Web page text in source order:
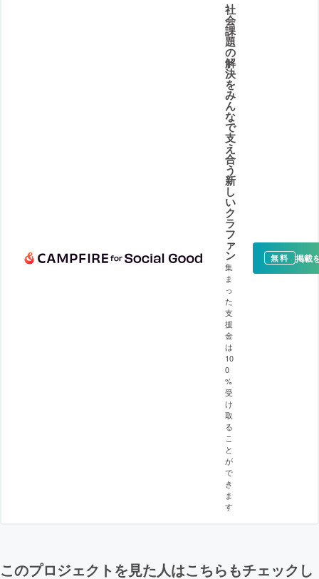
社
会
課
題
の
解
決
を
み
ん
な
で
支
え
合
う
新
し
い
ク
ラ
フ
ァ
ン
集
ま
っ
た
支
援
金
は
10
0
%
受
け
取
る
こ
と
が
で
き
ま
す
無料 掲載
このプロジェクトを見た人はこちらもチェックし